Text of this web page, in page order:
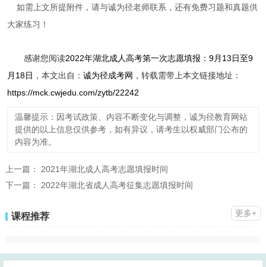
如需上文所提附件，请与诚为径老师联系，还有免费习题和真题供
大家练习！
感谢您阅读2022年湖北成人高考第一次志愿填报：9月13日至9
月18日 ，本文出自： 诚为径成考网 ，转载需带上本文链接地址：
https://mck.cwjedu.com/zytb/22242
温馨提示：因考试政策、内容不断变化与调整，诚为径教育网站
提供的以上信息仅供参考，如有异议，请考生以权威部门公布的
内容为准。
上一篇： 2021年湖北成人高考志愿填报时间
下一篇： 2022年湖北省成人高考征集志愿填报时间
课程推荐 更多+